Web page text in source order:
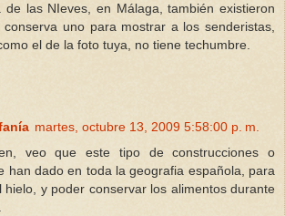
de las NIeves, en Málaga, también existieron
conserva uno para mostrar a los senderistas,
el de la foto tuya, no tiene techumbre.
martes, octubre 13, 2009 5:58:00 p. m.
veo que este tipo de construcciones o
han dado en toda la geografia española, para
hielo, y poder conservar los alimentos durante